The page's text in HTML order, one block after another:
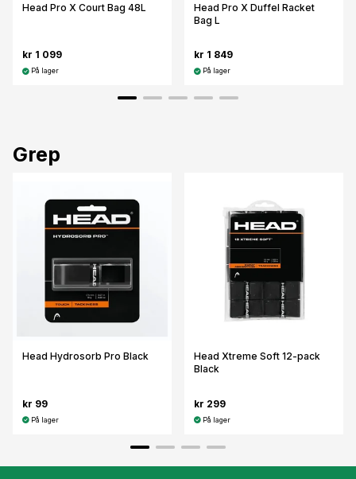
Head Pro X Court Bag 48L
kr 1 099
På lager
Head Pro X Duffel Racket
Bag L
kr 1 849
På lager
Grep
Head Hydrosorb Pro Black
kr 99
På lager
Head Xtreme Soft 12-pack
Black
kr 299
På lager